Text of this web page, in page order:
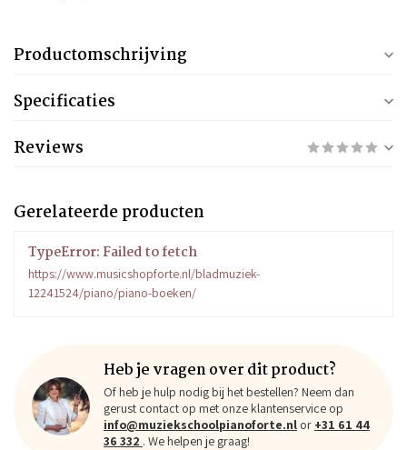
Productomschrijving
Specificaties
Reviews
Gerelateerde producten
TypeError: Failed to fetch
https://www.musicshopforte.nl/bladmuziek-
12241524/piano/piano-boeken/
Heb je vragen over dit product?
Of heb je hulp nodig bij het bestellen? Neem dan
gerust contact op met onze klantenservice op
info@muziekschoolpianoforte.nl or +31 61 44
36 332 . We helpen je graag!